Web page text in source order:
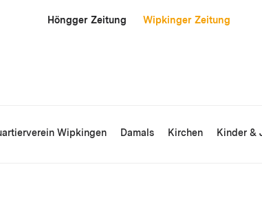
Höngger Zeitung Wipkinger Zeitung
Wipkingen Damals Kirchen Kinder &